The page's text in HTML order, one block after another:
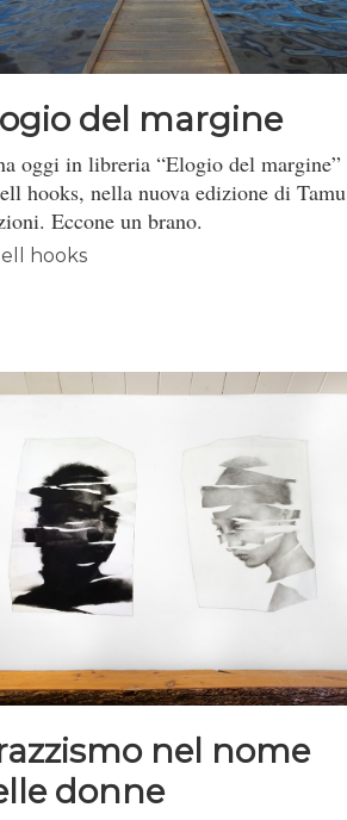
del margine
oggi in libreria “Elogio del margine”
hooks, nella nuova edizione di Tamu
Eccone un brano.
hooks
nel nome
donne